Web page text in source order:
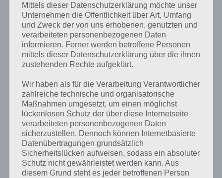
Kurze Begriffserklärung zur Lösung Held
Held ist die Lösung für das tägliche Rätsel am 8.3.2022 in 4 Bilder 1
Wort, doch welche Bedeutung hat dieses eigentlich und was gibt es
dazu zu wissen? Passt das Wort auch zu Licht, Kamera, Action? Zu
kurze Begriffserklärung!
Zu Held haben wir zunächst keine weiteren Informationen parat!
Auf WhatsApp teilen Teilen auf Facebook
Mittels dieser Datenschutzerklärung möchte unser
Unternehmen die Öffentlichkeit über Art, Umfang
und Zweck der von uns erhobenen, genutzten und
verarbeiteten personenbezogenen Daten
informieren. Ferner werden betroffene Personen
mittels dieser Datenschutzerklärung über die ihnen
zustehenden Rechte aufgeklärt.
Wir haben als für die Verarbeitung Verantwortlicher
zahlreiche technische und organisatorische
Maßnahmen umgesetzt, um einen möglichst
lückenlosen Schutz der über diese Internetseite
verarbeiteten personenbezogenen Daten
sicherzustellen. Dennoch können Internetbasierte
Datenübertragungen grundsätzlich
Sicherheitslücken aufweisen, sodass ein absoluter
Schutz nicht gewährleistet werden kann. Aus
diesem Grund steht es jeder betroffenen Person